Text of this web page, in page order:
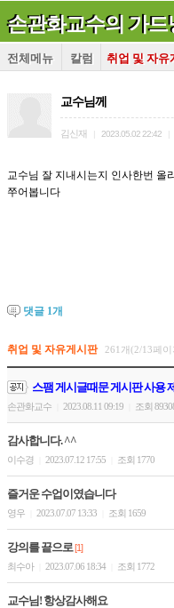
손관화교수의 가드
전체메뉴 칼럼 취업 및 자유
교수님께
김신재 2023.05.02 22:42
교수님 잘 지내시는지 인사한번 올
쭈어봅니다
댓글 1개
취업 및 자유게시판 261개(2/13페이
스팸 게시글때문 게시판 사용
손관화교수 2023.08.11 09:19 조회
감사합니다. ^^
이수경 2023.07.12 17:55 조회 1770
즐거운 수업이였습니다
영우 2023.07.07 13:33 조회 1659
강의를 끝으로[1]
최수아
2023.07.06 18:34 조회 1772
교수님! 항상감사해요